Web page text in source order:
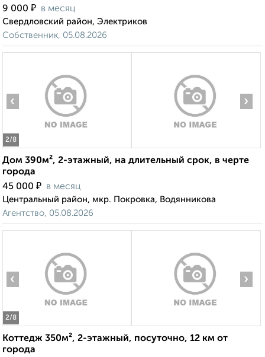
9 000 ₽ в месяц
Свердловский район, Электриков
Собственник, 05.08.2026
2/8
‹ ›
Дом 390м², 2-этажный, на длительный срок, в черте
города
45 000 ₽ в месяц
Центральный район, мкр. Покровка, Водянникова
Агентство, 05.08.2026
2/8
‹ ›
Коттедж 350м², 2-этажный, посуточно, 12 км от
города